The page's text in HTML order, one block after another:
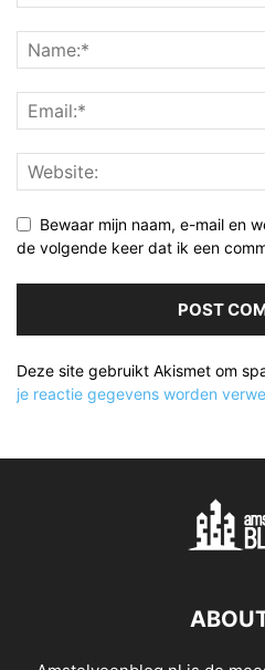
Bewaar mijn naam, e-mail en
de volgende keer dat ik een
Deze site gebruikt Akismet om
je reactie gegevens worden